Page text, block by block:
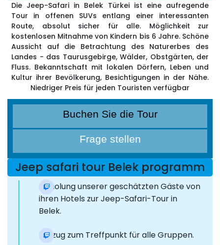
Die Jeep-Safari in Belek Türkei ist eine aufregende
Tour in offenen SUVs entlang einer interessanten
Route, absolut sicher für alle. Möglichkeit zur
kostenlosen Mitnahme von Kindern bis 6 Jahre. Schöne
Aussicht auf die Betrachtung des Naturerbes des
Landes - das Taurusgebirge, Wälder, Obstgärten, der
Fluss. Bekanntschaft mit lokalen Dörfern, Leben und
Kultur ihrer Bevölkerung, Besichtigungen in der Nähe.
Niedriger Preis für jeden Touristen verfügbar
Buchen Sie die Tour
Frage stellen
Jeep safari tour Belek programm
Abholung unserer geschätzten Gäste von
ihren Hotels zur Jeep-Safari-Tour in
Belek.
Umzug zum Treffpunkt für alle Gruppen.